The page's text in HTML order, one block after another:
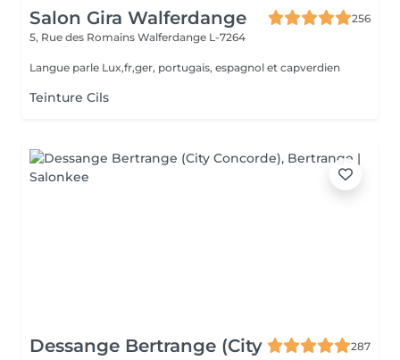
Salon Gira Walferdange
256
5, Rue des Romains Walferdange L-7264
Langue parle Lux,fr,ger, portugais, espagnol et capverdien
Teinture Cils
Dessange Bertrange (City
287